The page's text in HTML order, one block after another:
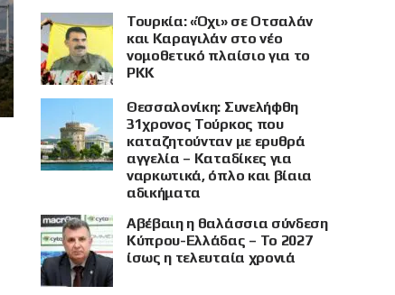
Τουρκία: «Όχι» σε Οτσαλάν
και Καραγιλάν στο νέο
νομοθετικό πλαίσιο για το
PKK
Θεσσαλονίκη: Συνελήφθη
31χρονος Τούρκος που
καταζητούνταν με ερυθρά
αγγελία – Καταδίκες για
ναρκωτικά, όπλο και βίαια
αδικήματα
Αβέβαιη η θαλάσσια σύνδεση
Κύπρου-Ελλάδας – Το 2027
ίσως η τελευταία χρονιά